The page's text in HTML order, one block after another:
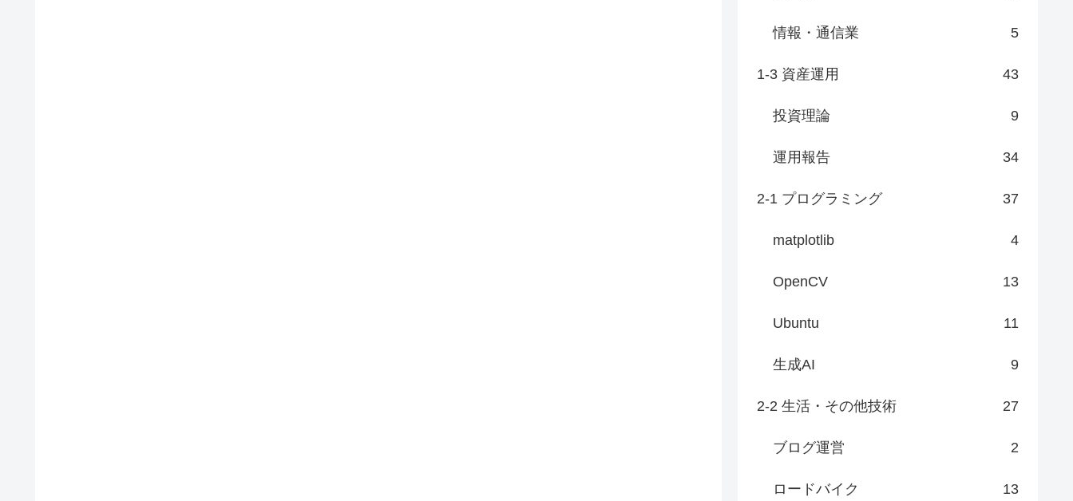
情報・通信業 5
1-3 資産運用 43
投資理論 9
運用報告 34
2-1 プログラミング 37
matplotlib 4
OpenCV 13
Ubuntu 11
生成AI 9
2-2 生活・その他技術 27
ブログ運営 2
ロードバイク 13